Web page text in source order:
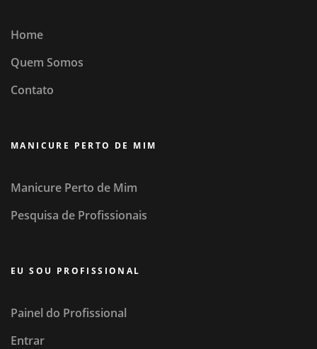
Home
Quem Somos
Contato
MANICURE PERTO DE MIM
Manicure Perto de Mim
Pesquisa de Profissionais
EU SOU PROFISSIONAL
Painel do Profissional
Entrar